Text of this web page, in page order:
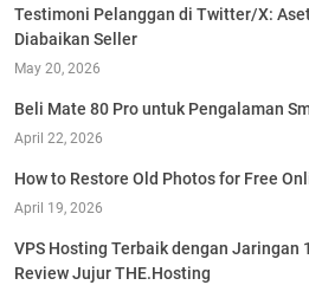
Testimoni Pelanggan di Twitter/X:
Diabaikan Seller
May 20, 2026
Beli Mate 80 Pro untuk Pengalaman
April 22, 2026
How to Restore Old Photos for Free
April 19, 2026
VPS Hosting Terbaik dengan Jaringan
Review Jujur THE.Hosting